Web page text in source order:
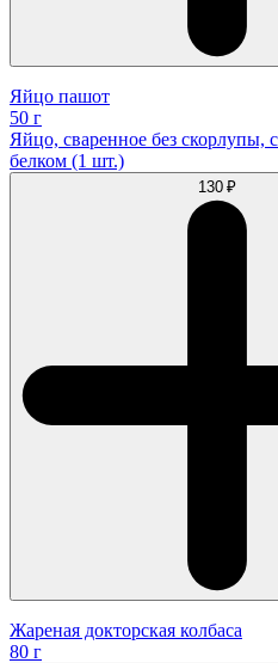
Яйцо пашот
50 г
Яйцо, сваренное без
белком (1 шт.)
130 ₽
Жареная докторская колбаса
80 г